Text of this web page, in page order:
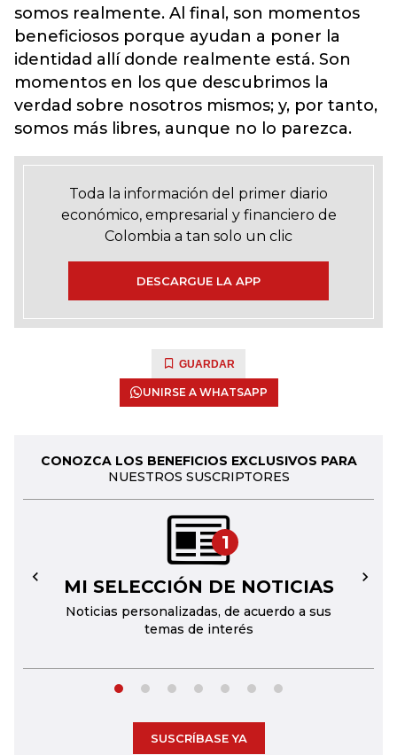
somos realmente. Al final, son momentos
beneficiosos porque ayudan a poner la
identidad allí donde realmente está. Son
momentos en los que descubrimos la
verdad sobre nosotros mismos; y, por tanto,
somos más libres, aunque no lo parezca.
Toda la información del primer diario
económico, empresarial y financiero de
Colombia a tan solo un clic
DESCARGUE LA APP
GUARDAR
UNIRSE A WHATSAPP
CONOZCA LOS BENEFICIOS EXCLUSIVOS PARA
NUESTROS SUSCRIPTORES
1
MI SELECCIÓN DE NOTICIAS
Noticias personalizadas, de acuerdo a sus
temas de interés
← →
SUSCRÍBASE YA